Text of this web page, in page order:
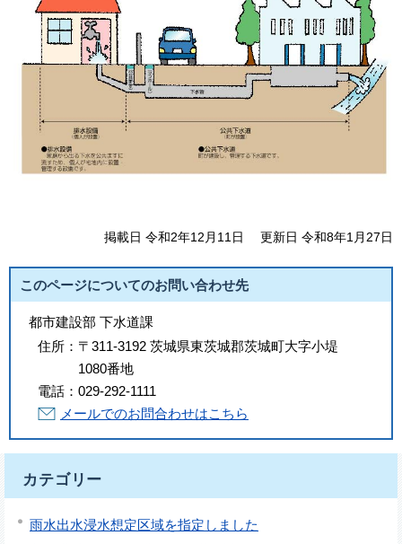
掲載日 令和2年12月11日 更新日 令和8年1月27日
このページについてのお問い合わせ先
都市建設部 下水道課
住所： 〒311-3192 茨城県東茨城郡茨城町大字小堤
1080番地
電話： 029-292-1111
メールでのお問合わせはこちら
カテゴリー
雨水出水浸水想定区域を指定しました